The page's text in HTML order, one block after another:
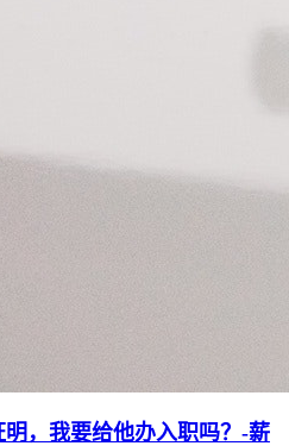
，我要给他办入职吗？-薪